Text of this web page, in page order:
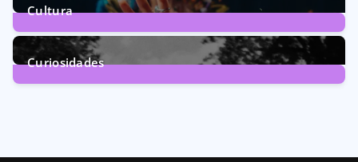
Cultura
246Posts
Curiosidades